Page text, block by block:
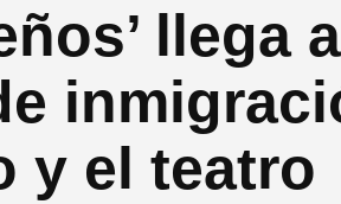
llega a
y el teatro